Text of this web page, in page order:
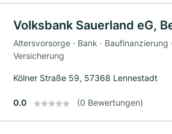
Volksbank Sauerland eG,
Altersvorsorge · Bank · Baufinanzierung
Versicherung
Kölner Straße 59, 57368 Lennestadt
0.0 (0 Bewertungen)